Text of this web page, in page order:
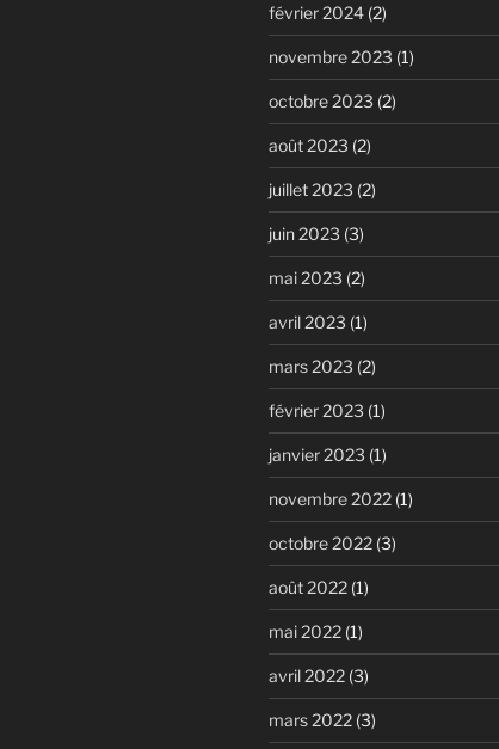
février 2024(2)
novembre 2023 (1)
octobre 2023 (2)
août 2023 (2)
juillet 2023 (2)
juin 2023 (3)
mai 2023 (2)
avril 2023 (1)
mars 2023 (2)
février 2023 (1)
janvier 2023 (1)
novembre 2022(1)
octobre 2022(3)
août 2022(1)
mai 2022(1)
avril 2022(3)
mars 2022(3)